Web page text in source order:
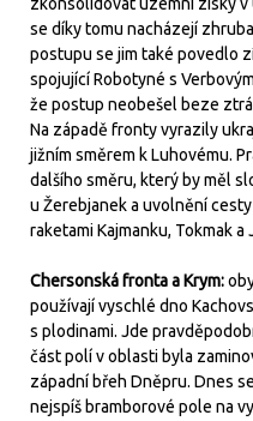
zkonsolidovat územní zisky
se díky tomu nacházejí
postupu se jim také povedlo
spojující Robotyné s
že postup neobešel beze
Na západě fronty vyrazily
jižním směrem k Luhovému.
dalšího směru, který by měl
u Žerebjanek a uvolnění
raketami Kajmanku, Tokmak a
Chersonská fronta a Krym:
používají vyschlé dno
s plodinami. Jde
část polí v oblasti byla
západní břeh Dněpru. Dnes
nejspíš bramborové pole na